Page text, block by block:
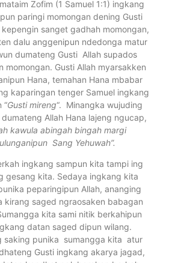
Zofim (1 Samuel 1:1) ingkang
paringi momongan dening Gusti
kepengin sanget gadhah momongan,
dalu anggenipun ndedonga matur
dumateng Gusti Allah supados
momongan. Gusti Allah myarsakken
Hana, temahan Hana mbabar
kaparingan tenger Samuel ingkang
“Gusti mireng“. Minangka wujuding
Allah Hana lajeng ngucap,
kawula abingah bingah margi
Sang Yehuwah”.
ingkang sampun kita tampi ing
gesang kita. Sedaya ingkang kita
peparingipun Allah, ananging
kirang saged ngraosaken babagan
kita sami nitik berkahipun
datan saged dipun wilang.
saking punika sumangga kita atur
Gusti ingkang akarya jagad,